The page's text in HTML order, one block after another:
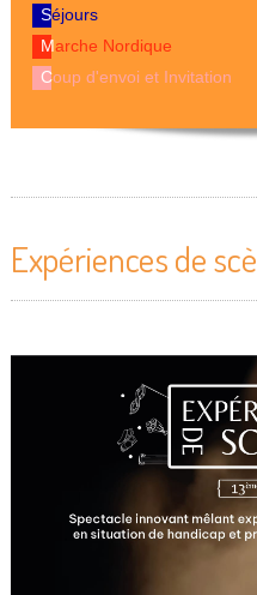
Séjours
Marche Nordique
Coup d'envoi et Invitation
Expériences de